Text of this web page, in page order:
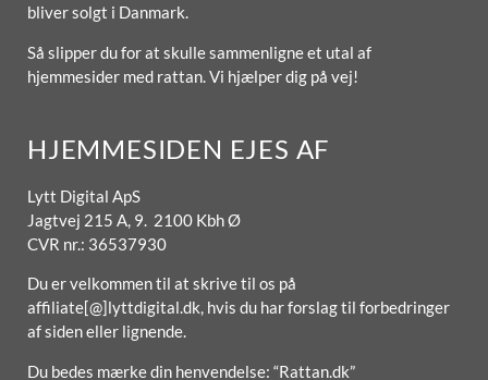
bliver solgt i Danmark.
Så slipper du for at skulle sammenligne et utal af
hjemmesider med rattan. Vi hjælper dig på vej!
HJEMMESIDEN EJES AF
Lytt Digital ApS
Jagtvej 215 A, 9. 2100 Kbh Ø
CVR nr.: 36537930
Du er velkommen til at skrive til os på
affiliate[@]lyttdigital.dk, hvis du har forslag til forbedringer
af siden eller lignende.
Du bedes mærke din henvendelse: “Rattan.dk”